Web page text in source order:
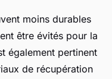
moins durables
être évités pour la
également pertinent
de récupération